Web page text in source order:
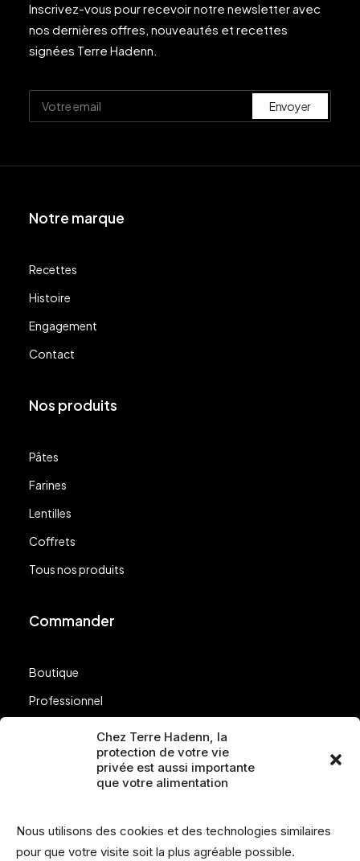
Chez Terre Hadenn, la
protection de votre vie
privée est aussi importante
que votre alimentation
Nous utilisons des cookies et des technologies similaires
pour que votre visite soit la plus agréable possible.
Inscrivez-vous pour recevoir notre newsletter avec
nos dernières offres, nouveautés et recettes
signées Terre Hadenn.
Notre marque
Recettes
Histoire
Engagement
Contact
Nos produits
Pâtes
Farines
Lentilles
Coffrets
Tous nos produits
Commander
Boutique
Professionnel